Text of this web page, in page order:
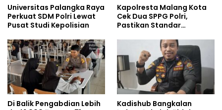
Universitas Palangka Raya
Perkuat SDM Polri Lewat
Pusat Studi Kepolisian
Kapolresta Malang Kota
Cek Dua SPPG Polri,
Pastikan Standar
Pengelolaan Limbah
Berjalan Optimal
Di Balik Pengabdian Lebih
Kadishub Bangkalan